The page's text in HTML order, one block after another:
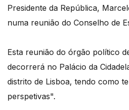
Presidente da República,
numa reunião do Conselho de
Esta reunião do órgão político
decorrerá no Palácio da
distrito de Lisboa, tendo como
perspetivas".